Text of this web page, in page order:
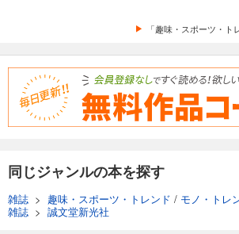
子供の科学 2024年7月号
734円 (税込)
734円 (税込)
「趣味・スポーツ・
同じジャンルの本を探す
雑誌 > 趣味・スポーツ・トレンド / モノ・トレ
雑誌 > 誠文堂新光社